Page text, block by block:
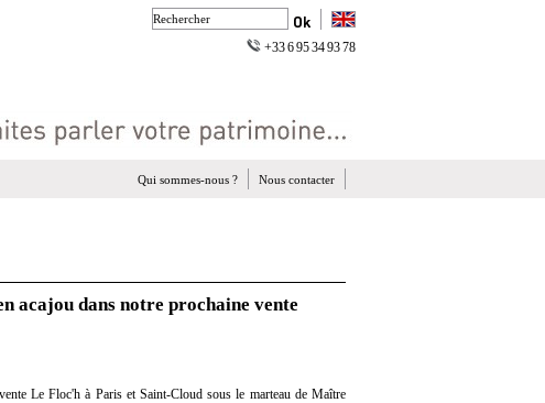
+33 6 95 34 93 78
Nous contacter
Qui sommes-nous ?
acajou dans notre prochaine vente
Le Floc'h à Paris et Saint-Cloud sous le marteau de Maître